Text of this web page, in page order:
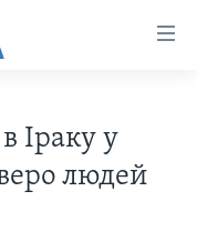
Іраку у
людей